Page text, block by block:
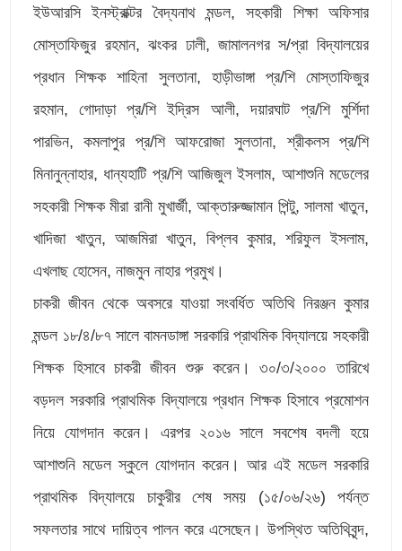
ইউআরসি ইনস্ট্রাক্টর বৈদ্যনাথ মন্ডল, সহকারী শিক্ষা অফিসার
মোস্তাফিজুর রহমান, ঝংকর ঢালী, জামালনগর স/প্রা বিদ্যালয়ের
প্রধান শিক্ষক শাহিনা সুলতানা, হাড়ীভাঙ্গা প্র/শি মোস্তাফিজুর
রহমান, গোদাড়া প্র/শি ইদ্রিস আলী, দয়ারঘাট প্র/শি মুর্শিদা
পারভিন, কমলাপুর প্র/শি আফরোজা সুলতানা, শ্রীকলস প্র/শি
মিনানুন্নাহার, ধান্যহাটি প্র/শি আজিজুল ইসলাম, আশাশুনি মডেলের
সহকারী শিক্ষক মীরা রানী মুখার্জী, আক্তারুজ্জামান পিন্টু, সালমা খাতুন,
খাদিজা খাতুন, আজমিরা খাতুন, বিপ্লব কুমার, শরিফুল ইসলাম,
এখলাছ হোসেন, নাজমুন নাহার প্রমুখ।
চাকরী জীবন থেকে অবসরে যাওয়া সংবর্ধিত অতিথি নিরঞ্জন কুমার
মন্ডল ১৮/৪/৮৭ সালে বামনডাঙ্গা সরকারি প্রাথমিক বিদ্যালয়ে সহকারী
শিক্ষক হিসাবে চাকরী জীবন শুরু করেন। ৩০/৩/২০০০ তারিখে
বড়দল সরকারি প্রাথমিক বিদ্যালয়ে প্রধান শিক্ষক হিসাবে প্রমোশন
নিয়ে যোগদান করেন। এরপর ২০১৬ সালে সবশেষ বদলী হয়ে
আশাশুনি মডেল স্কুলে যোগদান করেন। আর এই মডেল সরকারি
প্রাথমিক বিদ্যালয়ে চাকুরীর শেষ সময় (১৫/০৬/২৬) পর্যন্ত
সফলতার সাথে দায়িত্ব পালন করে এসেছেন। উপস্থিত অতিথিবৃন্দ,